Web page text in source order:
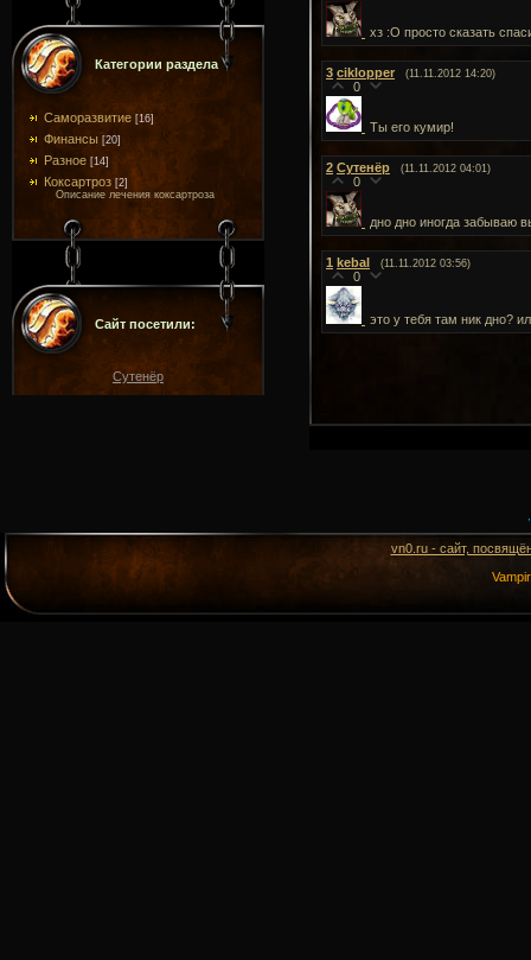
Категории раздела
Саморазвитие [16]
Финансы [20]
Разное [14]
Коксартроз [2]
Описание лечения коксартроза
Сайт посетили:
Сутенёр
хз :О просто сказать
3 ciklopper (11.11.2012 14:20)
0
Ты его кумир!
2 Сутенёр (11.11.2012 04:01)
0
дно дно иногда забываю
1 kebal (11.11.2012 03:56)
0
это у тебя там ник дно?
vn0.ru - сайт,